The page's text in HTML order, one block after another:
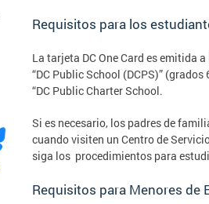
Requisitos para los
La tarjeta DC One Card es emitida
“DC Public School (DCPS)”
“DC Public Charter School.
Si es necesario, los padres de
cuando visiten un Centro de
siga los procedimientos para
Requisitos para Menores de